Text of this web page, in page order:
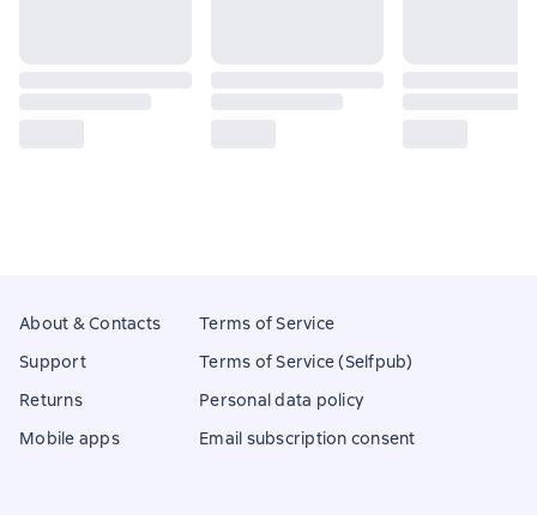
About & Contacts
Support
Returns
Mobile apps
Terms of Service
Terms of Service (Selfpub)
Personal data policy
Email subscription consent